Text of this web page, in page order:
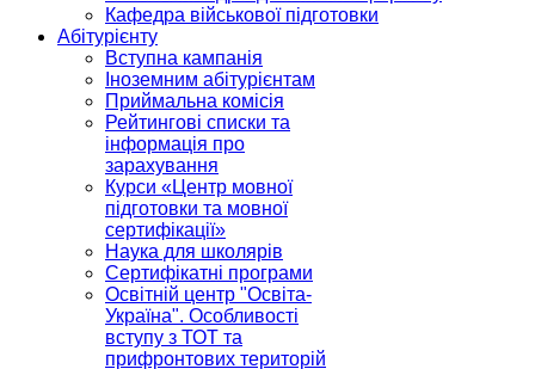
Кафедра військової підготовки
Абітурієнту
Вступна кампанія
Іноземним абітурієнтам
Приймальна комісія
Рейтингові списки та
інформація про
зарахування
Курси «Центр мовної
підготовки та мовної
сертифікації»
Наука для школярів
Сертифікатні програми
Освітній центр "Освіта-
Україна". Особливості
вступу з ТОТ та
прифронтових територій